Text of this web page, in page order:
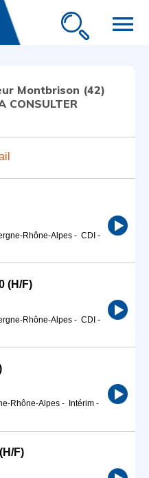
menu
Montbrison (42)
CONSULTER
Rhône-Alpes - CDI -
(H/F)
Rhône-Alpes - CDI -
Rhône-Alpes - Intérim -
F)